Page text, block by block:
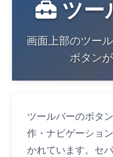
ツー
画面上部のツー
ボタン
ツールバーのボタ
作・ナビゲーショ
かれています。セ